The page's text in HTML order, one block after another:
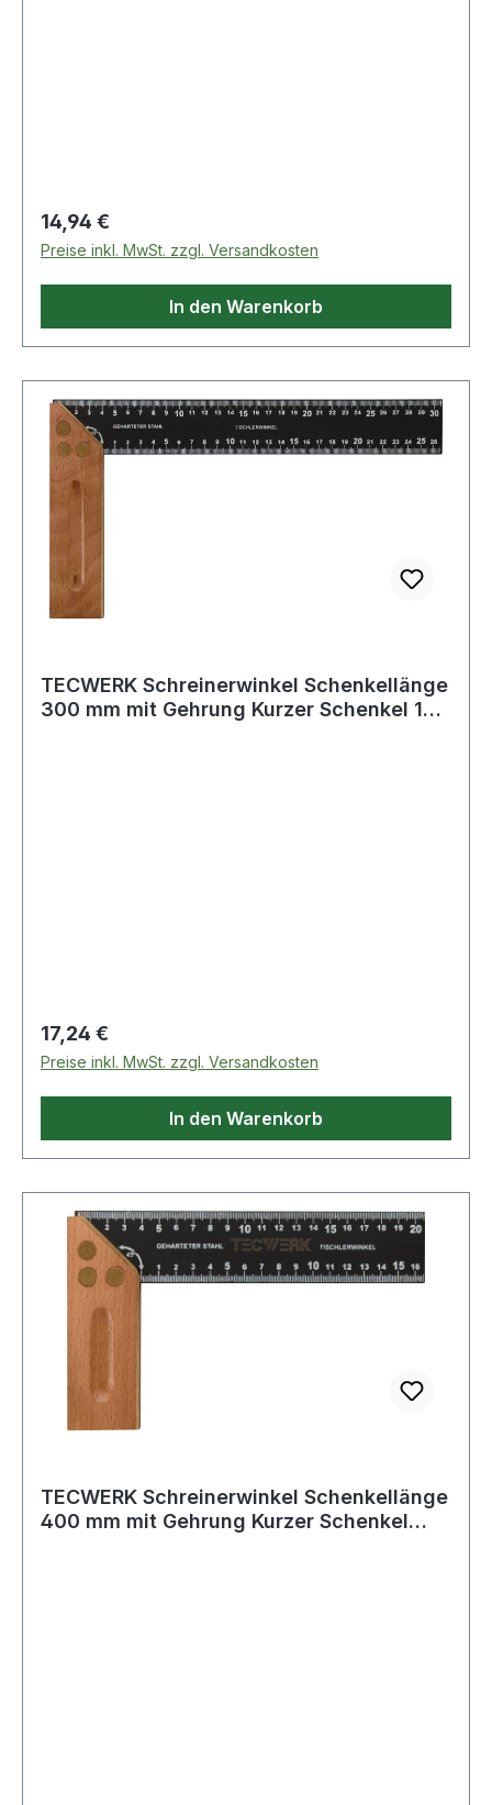
Regulärer Preis:
14,94 €
Preise inkl. MwSt. zzgl. Versandkosten
In den Warenkorb
TECWERK Schreinerwinkel Schenkellänge
300 mm mit Gehrung Kurzer Schenkel 170
Regulärer Preis:
17,24 €
Preise inkl. MwSt. zzgl. Versandkosten
In den Warenkorb
TECWERK Schreinerwinkel Schenkellänge
400 mm mit Gehrung Kurzer Schenkel